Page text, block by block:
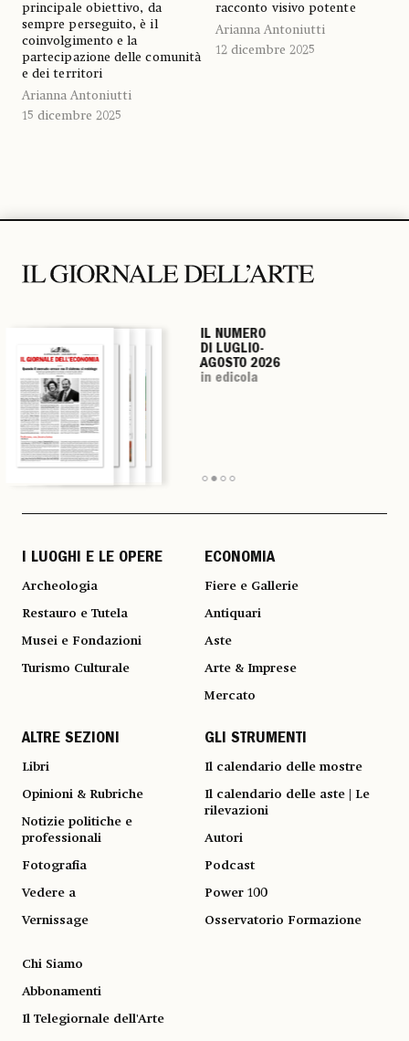
principale obiettivo, da
sempre perseguito, è il
coinvolgimento e la
partecipazione delle comunità
e dei territori
Arianna Antoniutti
15 dicembre 2025
racconto visivo potente
Arianna Antoniutti
12 dicembre 2025
IL NUMERO
DI LUGLIO-
AGOSTO 2026
in edicola
IL NUMERO
DI LUGLIO-
AGOSTO 2026
in edicola
IL NUMERO
DI LUGLIO-
AGOSTO 2026
in edicola
IL NUMERO
DI LUGLIO-
AGOSTO 2026
in edicola
I LUOGHI E LE OPERE
Archeologia
Restauro e Tutela
Musei e Fondazioni
Turismo Culturale
ECONOMIA
Fiere e Gallerie
Antiquari
Aste
Arte & Imprese
Mercato
ALTRE SEZIONI
Libri
Opinioni & Rubriche
Notizie politiche e
professionali
Fotografia
Vedere a
Vernissage
GLI STRUMENTI
Il calendario delle mostre
Il calendario delle aste | Le
rilevazioni
Autori
Podcast
Power 100
Osservatorio Formazione
Chi Siamo
Abbonamenti
Il Telegiornale dell'Arte